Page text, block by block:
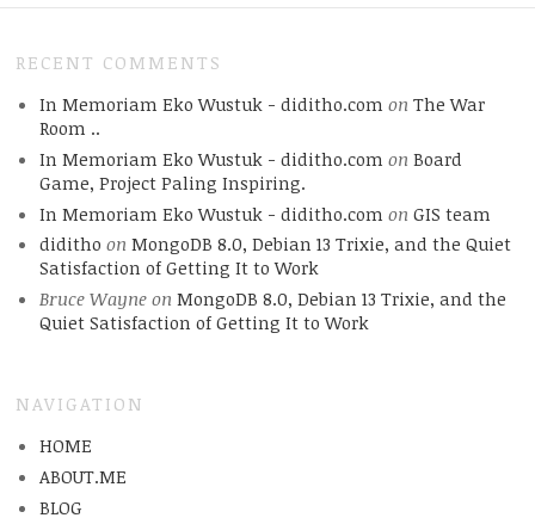
RECENT COMMENTS
In Memoriam Eko Wustuk - diditho.com on The War
Room ..
In Memoriam Eko Wustuk - diditho.com on Board
Game, Project Paling Inspiring.
In Memoriam Eko Wustuk - diditho.com on GIS team
diditho on MongoDB 8.0, Debian 13 Trixie, and the Quiet
Satisfaction of Getting It to Work
Bruce Wayneon MongoDB 8.0, Debian 13 Trixie, and the
Quiet Satisfaction of Getting It to Work
NAVIGATION
HOME
ABOUT.ME
BLOG